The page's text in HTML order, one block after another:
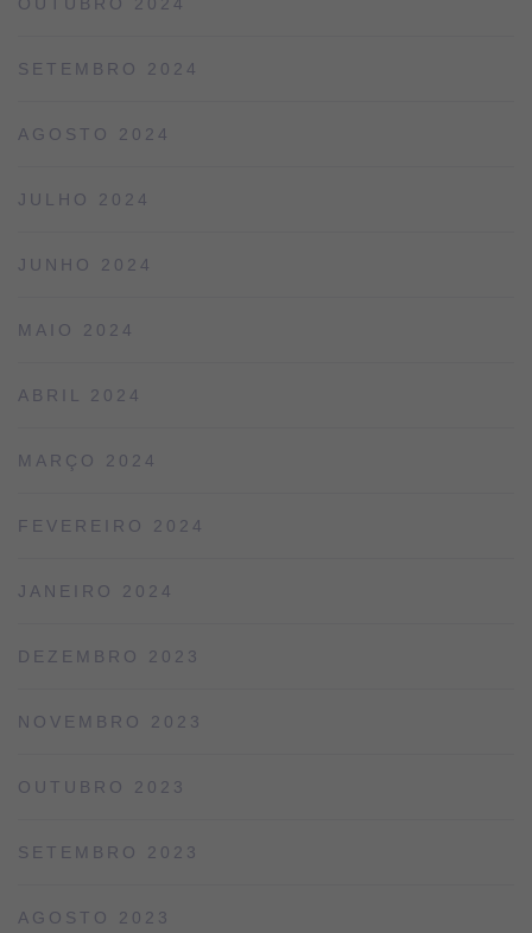
SETEMBRO 2024
AGOSTO 2024
JULHO 2024
JUNHO 2024
MAIO 2024
ABRIL 2024
MARÇO 2024
FEVEREIRO 2024
JANEIRO 2024
DEZEMBRO 2023
NOVEMBRO 2023
OUTUBRO 2023
SETEMBRO 2023
AGOSTO 2023